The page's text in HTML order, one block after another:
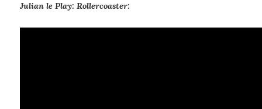
Julian le Play: Rollercoaster: